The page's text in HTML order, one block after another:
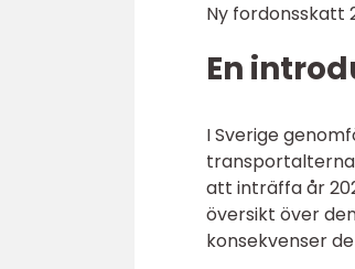
Ny fordonsskatt
En
I Sverige
att inträffa år
översikt över
konsekvenser